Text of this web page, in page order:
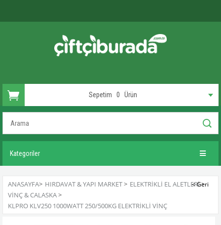
Sepetim 0 Ürün
Kategoriler
ANASAYFA> HIRDAVAT & YAPI MARKET> ELEKTRIKLI EL ALETLERI>
VINÇ & CALASKA>
KLPRO KLV250 1000WATT 250/500KG ELEKTRIKLI VINÇ